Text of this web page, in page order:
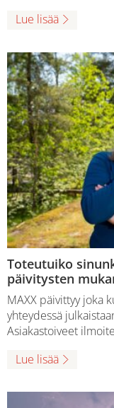
Lue lisää
Toteutuiko
päivitysten
MAXX päivittyy joka
yhteydessä
Asiakastoiveet
Lue lisää